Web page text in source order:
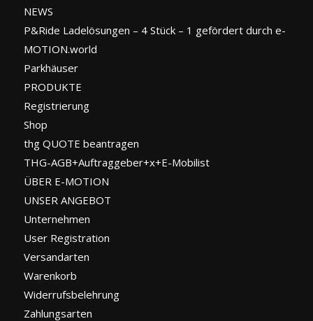
NEWS
P&Ride Ladelösungen – 4 Stück – 1 gefördert durch e-
MOTION.world
Parkhäuser
PRODUKTE
Registrierung
Shop
thg QUOTE beantragen
THG-AGB+Auftraggeber+x+E-Mobilist
ÜBER E-MOTION
UNSER ANGEBOT
Unternehmen
User Registration
Versandarten
Warenkorb
Widerrufsbelehrung
Zahlungsarten